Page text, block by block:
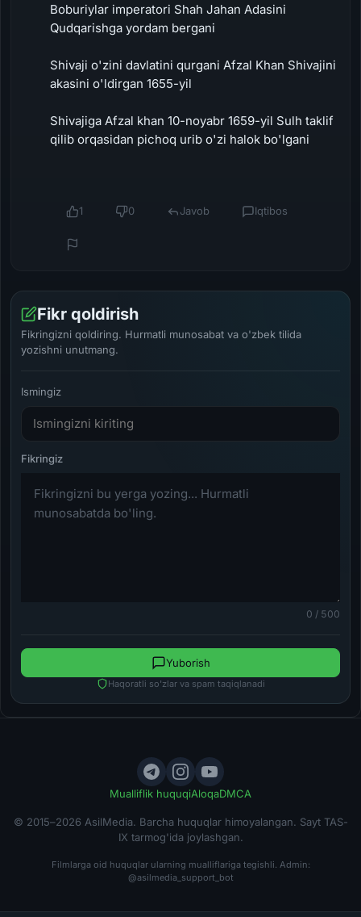
Boburiylar imperatori Shah Jahan Adasini
Qudqarishga yordam bergani
Shivaji o'zini davlatini qurgani Afzal Khan Shivajini
akasini o'ldirgan 1655-yil
Shivajiga Afzal khan 10-noyabr 1659-yil Sulh taklif
qilib orqasidan pichoq urib o'zi halok bo'lgani
1 0 Javob Iqtibos
Fikr qoldirish
Fikringizni qoldiring. Hurmatli munosabat va o'zbek tilida
yozishni unutmang.
Ismingiz
0 / 500
Haqoratli so'zlar va spam taqiqlanadi
Yuborish
Mualliflik huquqiAloqaDMCA
© 2015–2026 AsilMedia. Barcha huquqlar himoyalangan. Sayt TAS-
IX tarmog'ida joylashgan.
Filmlarga oid huquqlar ularning mualliflariga tegishli. Admin:
@asilmedia_support_bot